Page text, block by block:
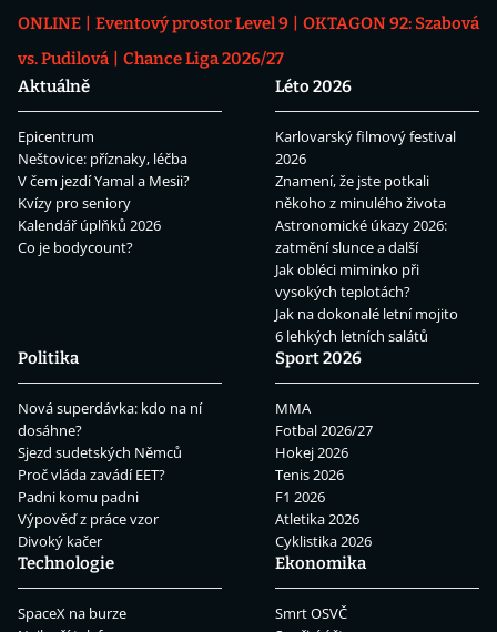
ONLINE
Eventový prostor Level 9
OKTAGON 92: Szabová
vs. Pudilová
Chance Liga 2026/27
Aktuálně
Epicentrum
Neštovice: příznaky, léčba
V čem jezdí Yamal a Mesii?
Kvízy pro seniory
Kalendář úplňků 2026
Co je bodycount?
Léto 2026
Karlovarský filmový festival
2026
Znamení, že jste potkali
někoho z minulého života
Astronomické úkazy 2026:
zatmění slunce a další
Jak obléci miminko při
vysokých teplotách?
Jak na dokonalé letní mojito
6 lehkých letních salátů
Politika
Nová superdávka: kdo na ní
dosáhne?
Sjezd sudetských Němců
Proč vláda zavádí EET?
Padni komu padni
Výpověď z práce vzor
Divoký kačer
Sport 2026
MMA
Fotbal 2026/27
Hokej 2026
Tenis 2026
F1 2026
Atletika 2026
Cyklistika 2026
Technologie
SpaceX na burze
Ekonomika
Smrt OSVČ